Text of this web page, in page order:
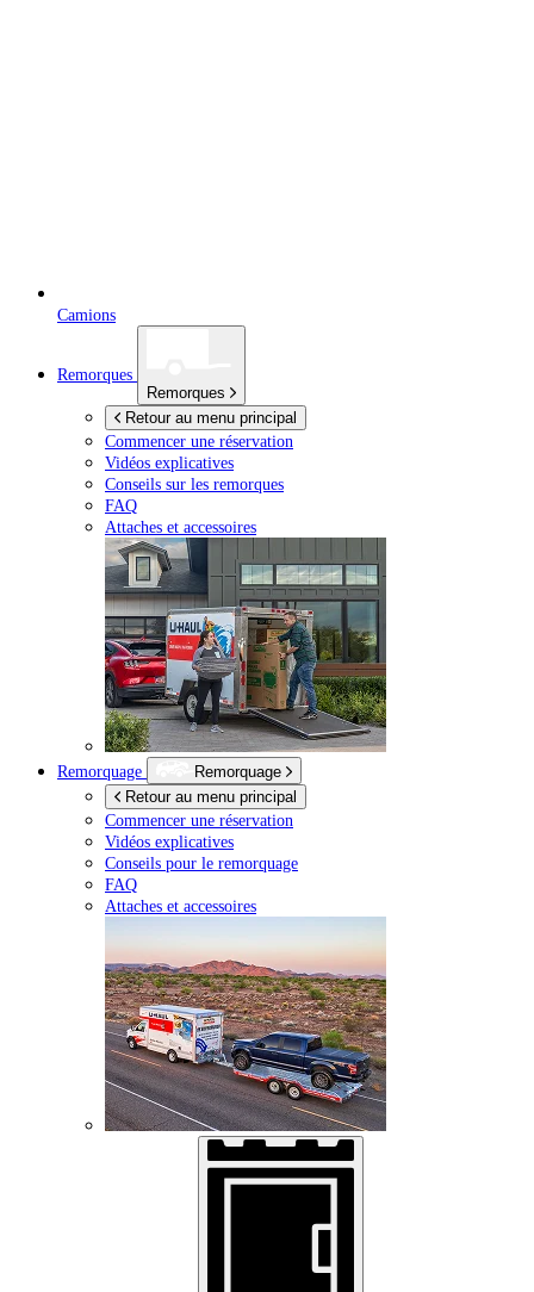
Camions
Remorques
Remorques
Retour au menu principal
Commencer une réservation
Vidéos explicatives
Conseils sur les remorques
FAQ
Attaches et accessoires
Remorquage
Remorquage
Retour au menu principal
Commencer une réservation
Vidéos explicatives
Conseils pour le remorquage
FAQ
Attaches et accessoires